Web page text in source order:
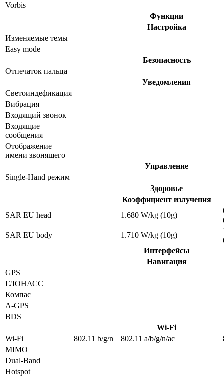
Vorbis
Функции
Настройка
Изменяемые темы
Easy mode
Безопасность
Отпечаток пальца
Уведомления
Светоиндефикация
Вибрация
Входящий звонок
Входящие
сообщения
Отображение
имени звонящего
Управление
Single-Hand режим
Здоровье
Коэффициент излучения
SAR EU head
1.680 W/kg (10g)
SAR EU body
1.710 W/kg (10g)
Интерфейсы
Навигация
GPS
ГЛОНАСС
Компас
A-GPS
BDS
Wi-Fi
Wi-Fi
802.11 b/g/n 802.11 a/b/g/n/ac
MIMO
Dual-Band
Hotspot